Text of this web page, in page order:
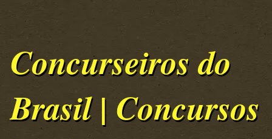
Concurseiros do
Brasil | Concursos